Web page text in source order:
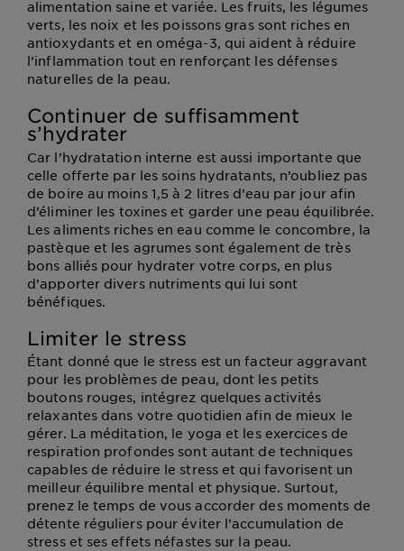
alimentation saine et variée. Les fruits, les légumes
verts, les noix et les poissons gras sont riches en
antioxydants et en oméga-3, qui aident à réduire
l’inflammation tout en renforçant les défenses
naturelles de la peau.
Continuer de suffisamment
s’hydrater
Car l’hydratation interne est aussi importante que
celle offerte par les soins hydratants, n’oubliez pas
de boire au moins 1,5 à 2 litres d’eau par jour afin
d’éliminer les toxines et garder une peau équilibrée.
Les aliments riches en eau comme le concombre, la
pastèque et les agrumes sont également de très
bons alliés pour hydrater votre corps, en plus
d’apporter divers nutriments qui lui sont
bénéfiques.
Limiter le stress
Étant donné que le stress est un facteur aggravant
pour les problèmes de peau, dont les petits
boutons rouges, intégrez quelques activités
relaxantes dans votre quotidien afin de mieux le
gérer. La méditation, le yoga et les exercices de
respiration profondes sont autant de techniques
capables de réduire le stress et qui favorisent un
meilleur équilibre mental et physique. Surtout,
prenez le temps de vous accorder des moments de
détente réguliers pour éviter l’accumulation de
stress et ses effets néfastes sur la peau.